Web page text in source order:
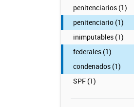
penitenciarios (1)
penitenciario (1)
inimputables (1)
federales (1)
condenados (1)
SPF (1)